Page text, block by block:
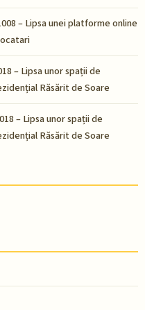
– Lipsa unei platforme online
– Lipsa unor spații de
Răsărit de Soare
– Lipsa unor spații de
Răsărit de Soare